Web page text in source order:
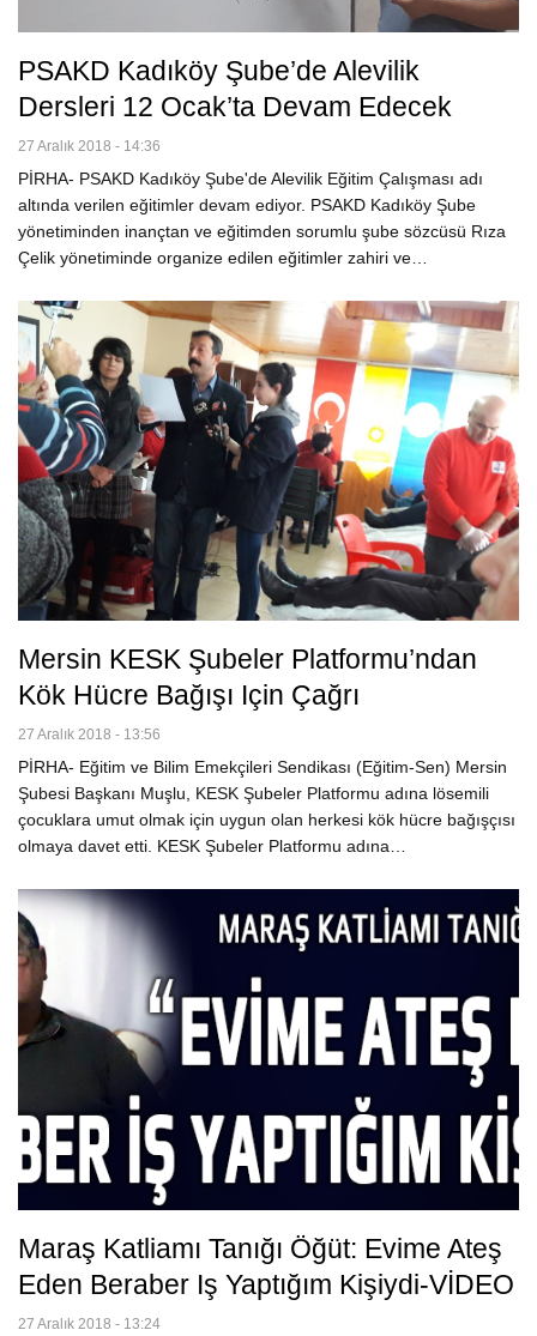
PSAKD Kadıköy Şube’de Alevilik
Dersleri 12 Ocak’ta Devam Edecek
27 Aralık 2018 - 14:36
PİRHA- PSAKD Kadıköy Şube'de Alevilik Eğitim Çalışması adı
altında verilen eğitimler devam ediyor. PSAKD Kadıköy Şube
yönetiminden inançtan ve eğitimden sorumlu şube sözcüsü Rıza
Çelik yönetiminde organize edilen eğitimler zahiri ve…
Mersin KESK Şubeler Platformu’ndan
Kök Hücre Bağışı Için Çağrı
27 Aralık 2018 - 13:56
PİRHA- Eğitim ve Bilim Emekçileri Sendikası (Eğitim-Sen) Mersin
Şubesi Başkanı Muşlu, KESK Şubeler Platformu adına lösemili
çocuklara umut olmak için uygun olan herkesi kök hücre bağışçısı
olmaya davet etti. KESK Şubeler Platformu adına…
Maraş Katliamı Tanığı Öğüt: Evime Ateş
Eden Beraber Iş Yaptığım Kişiydi-VİDEO
27 Aralık 2018 - 13:24